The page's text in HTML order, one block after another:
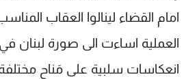
امام القضاء لينالوا العقاب
العملية اساءت الى صورة لبنان
انعكاسات سلبية على مَناح